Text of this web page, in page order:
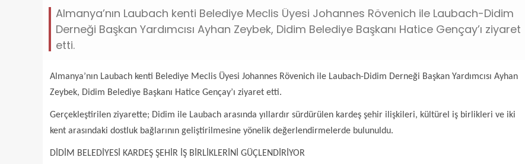
Almanya’nın Laubach kenti Belediye Meclis Üyesi Johannes Rövenich ile Laubach-Didim
Derneği Başkan Yardımcısı Ayhan Zeybek, Didim Belediye Başkanı Hatice Gençay’ı ziyaret
etti.
Almanya’nın Laubach kenti Belediye Meclis Üyesi Johannes Rövenich ile Laubach-Didim Derneği Başkan Yardımcısı Ayhan
Zeybek, Didim Belediye Başkanı Hatice Gençay’ı ziyaret etti.
Gerçekleştirilen ziyarette; Didim ile Laubach arasında yıllardır sürdürülen kardeş şehir ilişkileri, kültürel iş birlikleri ve iki
kent arasındaki dostluk bağlarının geliştirilmesine yönelik değerlendirmelerde bulunuldu.
DİDİM BELEDİYESİ KARDEŞ ŞEHİR İŞ BİRLİKLERİNİ GÜÇLENDİRİYOR